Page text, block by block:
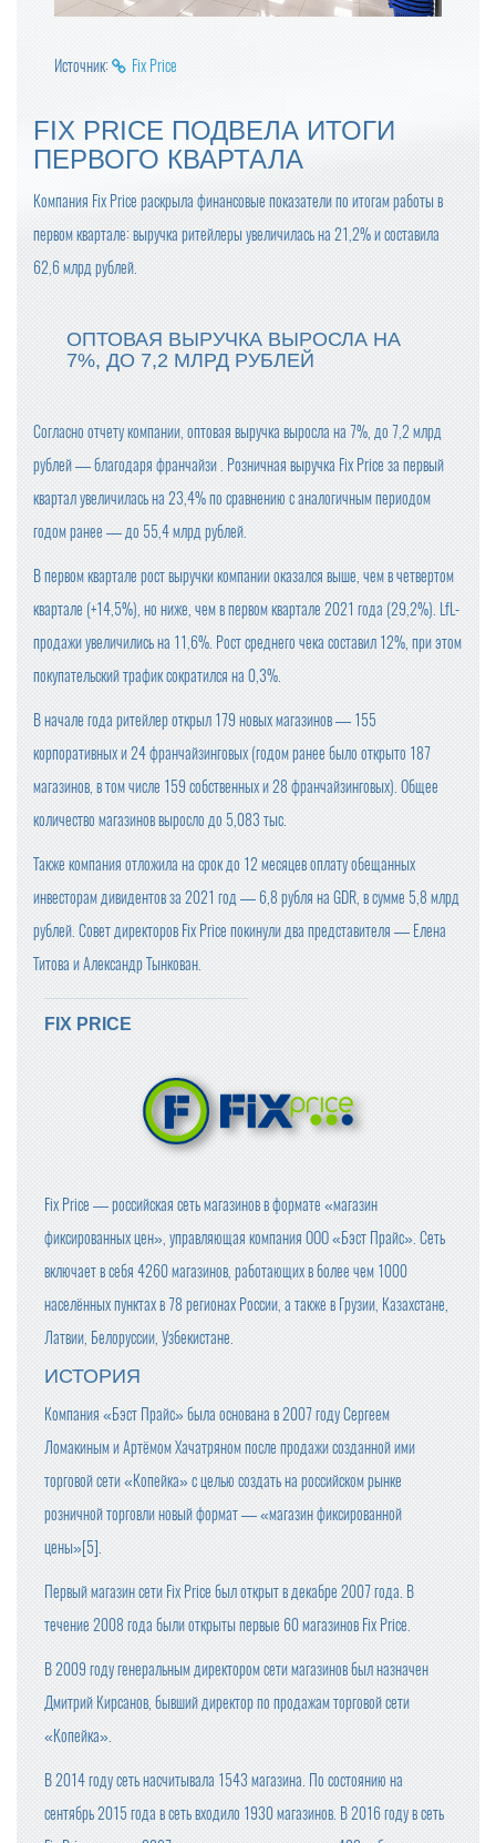
Источник: Fix Price
FIX PRICE ПОДВЕЛА ИТОГИ
ПЕРВОГО КВАРТАЛА
Компания Fix Price раскрыла финансовые показатели по итогам работы в
первом квартале: выручка ритейлеры увеличилась на 21,2% и составила
62,6 млрд рублей.
ОПТОВАЯ ВЫРУЧКА ВЫРОСЛА НА
7%, ДО 7,2 МЛРД РУБЛЕЙ
Согласно отчету компании, оптовая выручка выросла на 7%, до 7,2 млрд
рублей — благодаря франчайзи . Розничная выручка Fix Price за первый
квартал увеличилась на 23,4% по сравнению с аналогичным периодом
годом ранее — до 55,4 млрд рублей.
В первом квартале рост выручки компании оказался выше, чем в четвертом
квартале (+14,5%), но ниже, чем в первом квартале 2021 года (29,2%). LfL-
продажи увеличились на 11,6%. Рост среднего чека составил 12%, при этом
покупательский трафик сократился на 0,3%.
В начале года ритейлер открыл 179 новых магазинов — 155
корпоративных и 24 франчайзинговых (годом ранее было открыто 187
магазинов, в том числе 159 собственных и 28 франчайзинговых). Общее
количество магазинов выросло до 5,083 тыс.
Также компания отложила на срок до 12 месяцев оплату обещанных
инвесторам дивидентов за 2021 год — 6,8 рубля на GDR, в сумме 5,8 млрд
рублей. Совет директоров Fix Price покинули два представителя — Елена
Титова и Александр Тынкован.
FIX PRICE
Fix Price — российская сеть магазинов в формате «магазин
фиксированных цен», управляющая компания ООО «Бэст Прайс». Сеть
включает в себя 4260 магазинов, работающих в более чем 1000
населённых пунктах в 78 регионах России, а также в Грузии, Казахстане,
Латвии, Белоруссии, Узбекистане.
ИСТОРИЯ
Компания «Бэст Прайс» была основана в 2007 году Сергеем
Ломакиным и Артёмом Хачатряном после продажи созданной ими
торговой сети «Копейка» с целью создать на российском рынке
розничной торговли новый формат — «магазин фиксированной
цены»[5].
Первый магазин сети Fix Price был открыт в декабре 2007 года. В
течение 2008 года были открыты первые 60 магазинов Fix Price.
В 2009 году генеральным директором сети магазинов был назначен
Дмитрий Кирсанов, бывший директор по продажам торговой сети
«Копейка».
В 2014 году сеть насчитывала 1543 магазина. По состоянию на
сентябрь 2015 года в сеть входило 1930 магазинов. В 2016 году в сеть